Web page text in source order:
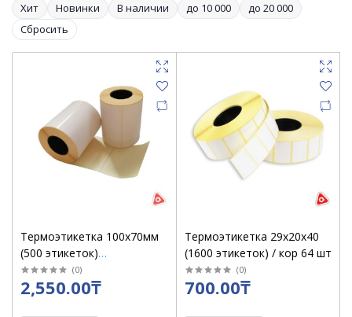
Хит Новинки В наличии до 10 000
до 20 000
Сбросить
Термоэтикетка 100х70мм
(500 этикеток)
(полипропилен) глянец,
водоустойчивые /кор 20
(0)
2,550.00₸
Термоэтикетка 29х20х40
(1600 этикеток) / кор 64 шт
(0)
700.00₸